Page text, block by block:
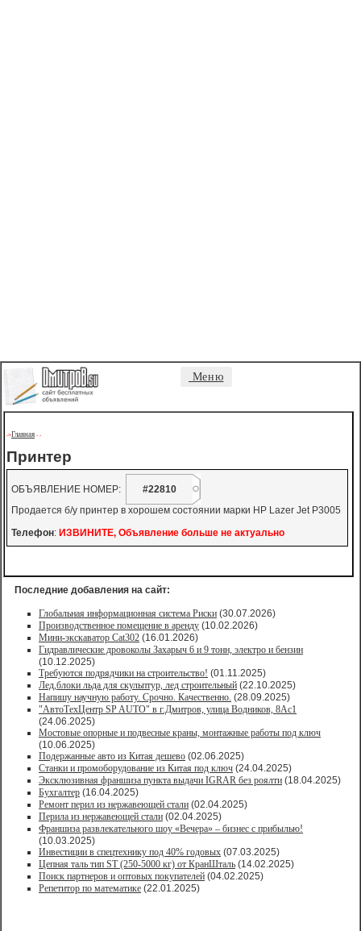
Меню
->Главная - -
Принтер
ОБЪЯВЛЕНИЕ НОМЕР:
#22810
Продается б/у принтер в хорошем состоянии марки HP Lazer Jet P3005
Телефон: ИЗВИНИТЕ, Объявление больше не актуально
Последние добавления на сайт:
Глобальная информационная система Риски (30.07.2026)
Производственное помещение в аренду (10.02.2026)
Мини-экскаватор Cat302 (16.01.2026)
Гидравлические дровоколы Захарыч 6 и 9 тонн, электро и бензин
(10.12.2025)
Требуются подрядчики на строительство! (01.11.2025)
Лед,блоки льда для скульптур, лед строительный (22.10.2025)
Напишу научную работу. Срочно. Качественно. (28.09.2025)
"АвтоТехЦентр SP AUTO" в г.Дмитров, улица Водников, 8Ас1
(24.06.2025)
Мостовые опорные и подвесные краны, монтажные работы под ключ
(10.06.2025)
Подержанные авто из Китая дешево (02.06.2025)
Станки и промоборудование из Китая под ключ (24.04.2025)
Эксклюзивная франшиза пункта выдачи IGRAR без роялти (18.04.2025)
Бухгалтер (16.04.2025)
Ремонт перил из нержавеющей стали (02.04.2025)
Перила из нержавеющей стали (02.04.2025)
Франшиза развлекательного шоу «Вечера» – бизнес с прибылью!
(10.03.2025)
Инвестиции в спецтехнику под 40% годовых (07.03.2025)
Цепная таль тип ST (250-5000 кг) от КранШталь (14.02.2025)
Поиск партнеров и оптовых покупателей (04.02.2025)
Репетитор по математике (22.01.2025)